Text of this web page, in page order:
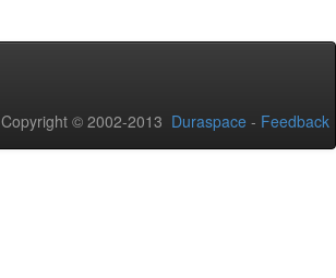
Copyright © 2002-2013 Duraspace - Feedback